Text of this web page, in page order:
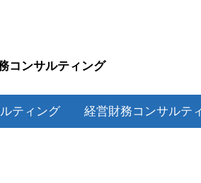
コンサルティング
ティング 経営財務コンサルテ